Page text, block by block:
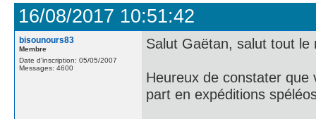
16/08/2017 10:51:42
bisounours83
Membre
Date d'inscription: 05/05/2007
Messages: 4600
Salut Gaëtan, salut tout le
Heureux de constater
part en expéditions